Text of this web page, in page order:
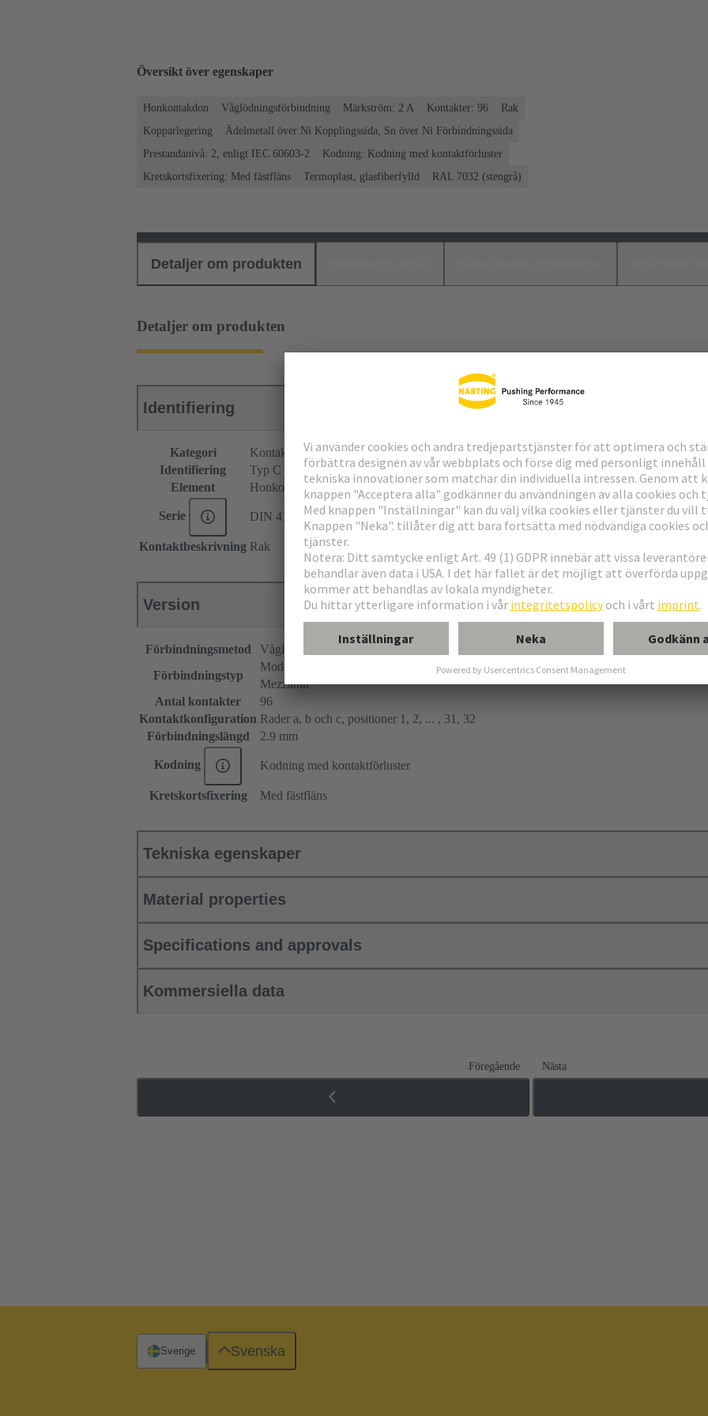
Översikt över egenskaper
Honkontakdon Våglödningsförbindning Märkström: ‌2 A Kontakter: 96
Rak
Kopparlegering
Ädelmetall över Ni Kopplingssida, Sn över Ni Förbindningssida
Prestandanivå: 2, enligt IEC 60603-2
Kodning: Kodning med kontaktförluster
Kretskortsfixering: Med fästfläns
Termoplast, glasfiberfylld RAL 7032 (stengrå)
Detaljer om produkten
Detaljer om produkten
Identifiering
Kategori
Kontaktdon
Identifiering
Typ C
Element
Honkontakdon
Serie DIN 41612
Kontaktbeskrivning Rak
Version
Förbindningsmetod
Våglödningsförbindning
Förbindningstyp
Moderkort till dotterkort
Mezzanin
Antal kontakter
96
Kontaktkonfiguration Rader a, b och c, positioner 1, 2, ... , 31, 32
Förbindningslängd
2.9 mm
Kodning Kodning med kontaktförluster
Kretskortsfixering Med fästfläns
Tekniska egenskaper
Material properties
Specifications and approvals
Kommersiella data
Föregående Nästa
Sverige Svenska